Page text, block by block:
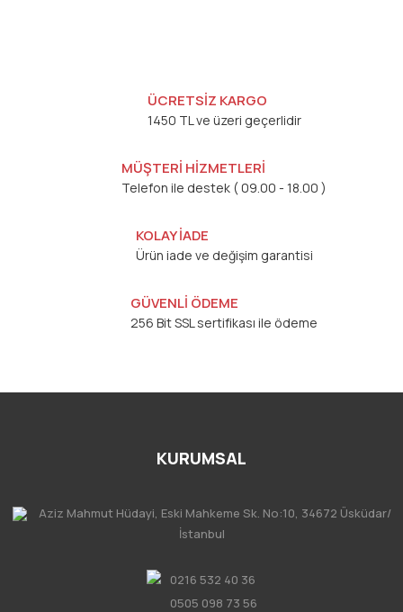
ÜCRETSİZ KARGO
1450 TL ve üzeri geçerlidir
MÜŞTERİ HİZMETLERİ
Telefon ile destek ( 09.00 - 18.00 )
KOLAY İADE
Ürün iade ve değişim garantisi
GÜVENLİ ÖDEME
256 Bit SSL sertifikası ile ödeme
KURUMSAL
Aziz Mahmut Hüdayi, Eski Mahkeme Sk. No:10, 34672 Üsküdar/
İstanbul
0216 532 40 36
0505 098 73 56